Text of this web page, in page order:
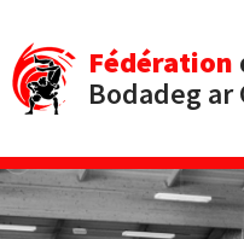
Fédération
Bodadeg ar